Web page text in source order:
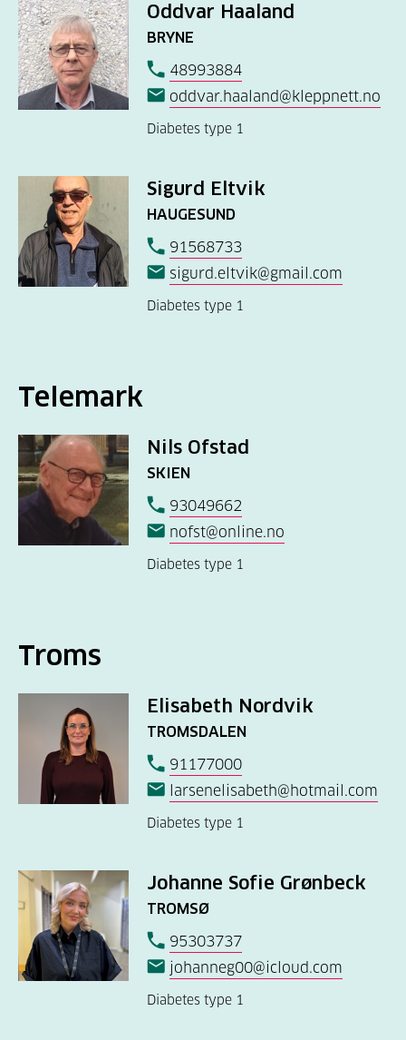
Oddvar Haaland
BRYNE
48993884
oddvar.haaland@kleppnett.no
Diabetes type 1
Sigurd Eltvik
HAUGESUND
91568733
sigurd.eltvik@gmail.com
Diabetes type 1
Telemark
Nils Ofstad
SKIEN
93049662
nofst@online.no
Diabetes type 1
Troms
Elisabeth Nordvik
TROMSDALEN
91177000
larsenelisabeth@hotmail.com
Diabetes type 1
Johanne Sofie Grønbeck
TROMSØ
95303737
johanneg00@icloud.com
Diabetes type 1